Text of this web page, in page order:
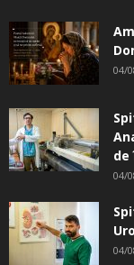
04/
de
04/
04/